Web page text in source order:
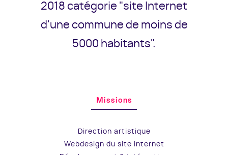
2018 catégorie "site Internet
d'une commune de moins de
5000 habitants".
Missions
Direction artistique
Webdesign du site internet